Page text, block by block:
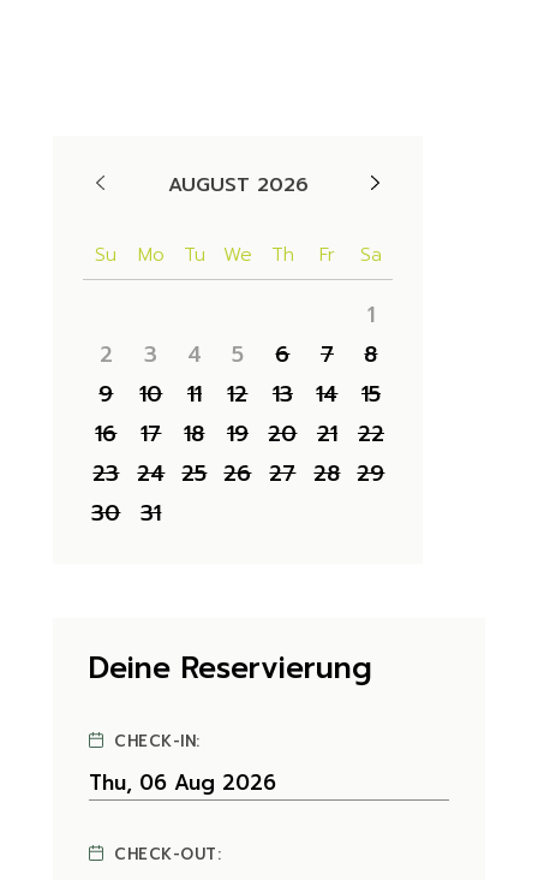
AUGUST 2026
Su Mo Tu We Th Fr Sa
1
2
3 4 5 6 7
8
9
10 11 12 13 14
15
16
17 18 19 20 21
22
23 24 25 26 27 28 29
30
31
Deine Reservierung
CHECK-IN:
CHECK-OUT: